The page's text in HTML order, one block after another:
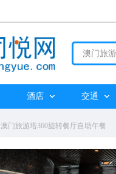
酒店 交通
澳门旅游塔360旋转餐厅自助午餐